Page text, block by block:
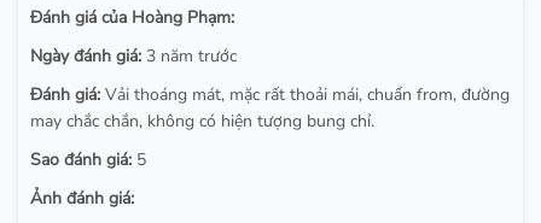
Đánh giá của Hoàng Phạm:
Ngày đánh giá: 3 năm trước
Đánh giá: Vải thoáng mát, mặc rất thoải mái, chuẩn from, đường
may chắc chắn, không có hiện tượng bung chỉ.
Sao đánh giá: 5
Ảnh đánh giá: